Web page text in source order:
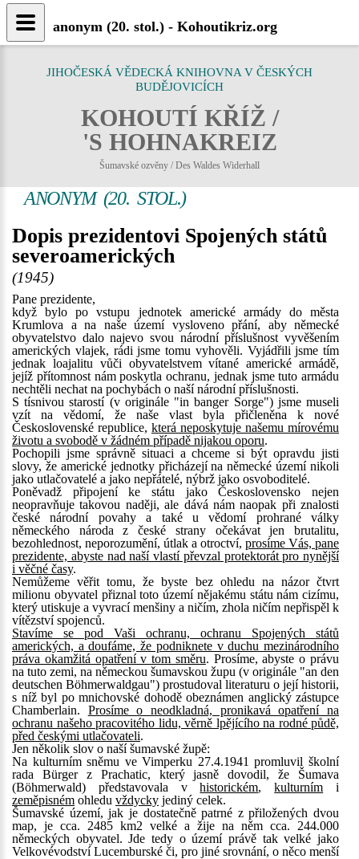
JIHOČESKÁ VĚDECKÁ KNIHOVNA V ČESKÝCH
BUDĚJOVICÍCH
KOHOUTÍ KŘÍŽ /
'S HOHNAKREIZ
Šumavské ozvěny / Des Waldes Widerhall
ANONYM (20. STOL.)
Dopis prezidentovi Spojených států
severoamerických
(1945)
Pane prezidente,
když bylo po vstupu jednotek americké armády do města
Krumlova a na naše území vysloveno přání, aby německé
obyvatelstvo dalo najevo svou národní příslušnost vyvěšením
amerických vlajek, rádi jsme tomu vyhověli. Vyjádřili jsme tím
jednak loajalitu vůči obyvatelstvem vítané americké armádě,
jejíž přítomnost nám poskytla ochranu, jednak jsme tuto armádu
nechtěli nechat na pochybách o naší národní příslušnosti.
S tísnivou starostí (v originále "in banger Sorge") jsme museli
vzít na vědomí, že naše vlast byla přičleněna k nové
Československé republice, která neposkytuje našemu mírovému
životu a svobodě v žádném případě nijakou oporu.
Pochopili jsme správně situaci a chceme si být opravdu jisti
slovy, že americké jednotky přicházejí na německé území nikoli
jako utlačovatelé a jako nepřátelé, nýbrž jako osvoboditelé.
Poněvadž připojení ke státu jako Československo nejen
neopravňuje takovou naději, ale dává nám naopak při znalosti
české národní povahy a také u vědomí prohrané války
německého národa z české strany očekávat jen brutalitu,
bezohlednost, neporozumění, útlak a otroctví, prosíme Vás, pane
prezidente, abyste nad naší vlastí převzal protektorát pro nynější
i věčné časy.
Nemůžeme věřit tomu, že byste bez ohledu na názor čtvrt
milionu obyvatel přiznal toto území nějakému státu nám cizímu,
který utiskuje a vyvrací menšiny a ničím, zhola ničím nepřispěl k
vítězství spojenců.
Stavíme se pod Vaši ochranu, ochranu Spojených států
amerických, a doufáme, že podniknete v duchu mezinárodního
práva okamžitá opatření v tom směru. Prosíme, abyste o právu
na tuto zemi, na německou šumavskou župu (v originále "an den
deutschen Böhmerwaldgau") prostudoval literaturu o její historii,
s níž byl po mnichovské dohodě obeznámen anglický zástupce
Chamberlain. Prosíme o neodkladná, pronikavá opatření na
ochranu našeho pracovitého lidu, věrně lpějícího na rodné půdě,
před českými utlačovateli.
Jen několik slov o naší šumavské župě:
Na kulturním sněmu ve Vimperku 27.4.1941 promluvil školní
rada Bürger z Prachatic, který jasně dovodil, že Šumava
(Böhmerwald) představovala vhistorickém,kulturním i
zeměpisném ohledu vždycky jediný celek.
Šumavské území, jak je dostatečně patrné z přiložených dvou
map, je cca. 2485 km2 velké a žije na něm cca. 244.000
německých obyvatel. Jde tedy o území právě tak velké jako
Velkovévodství Lucemburské či, pro jiné srovnání, o něco menší
anonym (20. stol.) - Kohoutikriz.org